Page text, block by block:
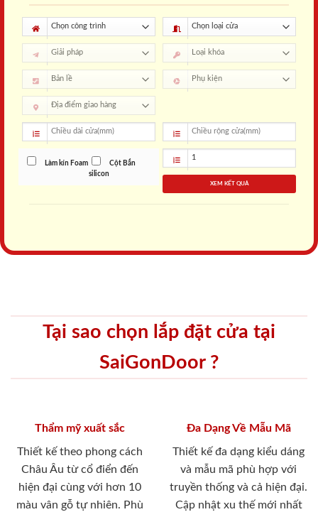
Làm kín Foam
Cột Bắn
silicon
XEM KẾT QUẢ
Tại sao chọn lắp đặt cửa tại
SaiGonDoor ?
Thẩm mỹ xuất sắc
Thiết kế theo phong cách
Châu Âu từ cổ điển đến
hiện đại cùng với hơn 10
màu vân gỗ tự nhiên. Phù
Đa Dạng Về Mẫu Mã
Thiết kế đa dạng kiểu dáng
và mẫu mã phù hợp với
truyền thống và cả hiện đại.
Cập nhật xu thế mới nhất